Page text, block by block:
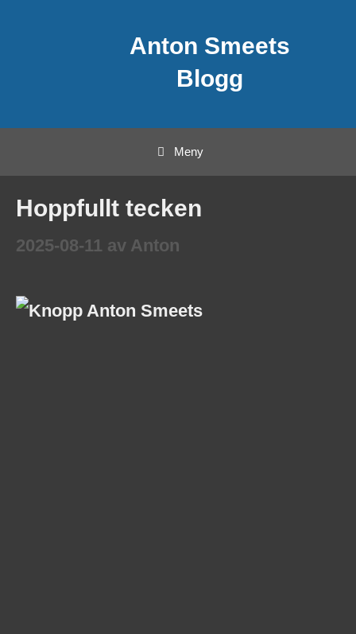
Anton Smeets
Blogg
Meny
Hoppfullt tecken
2025-08-11 av Anton